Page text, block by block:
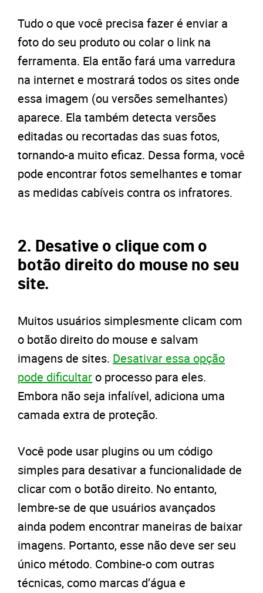
Tudo o que você precisa fazer é enviar a
foto do seu produto ou colar o link na
ferramenta. Ela então fará uma varredura
na internet e mostrará todos os sites onde
essa imagem (ou versões semelhantes)
aparece. Ela também detecta versões
editadas ou recortadas das suas fotos,
tornando-a muito eficaz. Dessa forma, você
pode encontrar fotos semelhantes e tomar
as medidas cabíveis contra os infratores.
2. Desative o clique com o
botão direito do mouse no seu
site.
Muitos usuários simplesmente clicam com
o botão direito do mouse e salvam
imagens de sites. Desativar essa opção
pode dificultaro processo para eles.
Embora não seja infalível, adiciona uma
camada extra de proteção.
Você pode usar plugins ou um código
simples para desativar a funcionalidade de
clicar com o botão direito. No entanto,
lembre-se de que usuários avançados
ainda podem encontrar maneiras de baixar
imagens. Portanto, esse não deve ser seu
único método. Combine-o com outras
técnicas, como marcas d’água e